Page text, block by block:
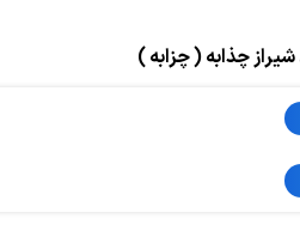
چذابه ( چزابه )